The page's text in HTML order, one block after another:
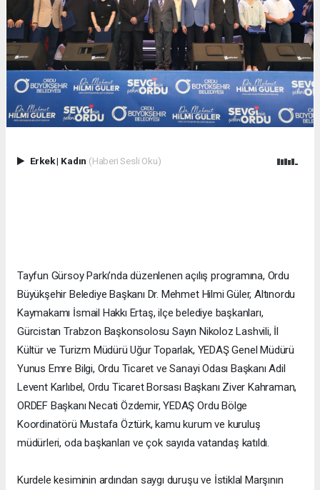
Erkek| Kadın (Haberi Sesli Oku)
Tayfun Gürsoy Parkı’nda düzenlenen açılış programına, Ordu
Büyükşehir Belediye Başkanı Dr. Mehmet Hilmi Güler, Altınordu
Kaymakamı İsmail Hakkı Ertaş, ilçe belediye başkanları,
Gürcistan Trabzon Başkonsolosu Sayın Nikoloz Lashvili, İl
Kültür ve Turizm Müdürü Uğur Toparlak, YEDAŞ Genel Müdürü
Yunus Emre Bilgi, Ordu Ticaret ve Sanayi Odası Başkanı Adil
Levent Karlıbel, Ordu Ticaret Borsası Başkanı Ziver Kahraman,
ORDEF Başkanı Necati Özdemir, YEDAŞ Ordu Bölge
Koordinatörü Mustafa Öztürk, kamu kurum ve kuruluş
müdürleri, oda başkanları ve çok sayıda vatandaş katıldı.
Kurdele kesiminin ardından saygı duruşu ve İstiklal Marşının